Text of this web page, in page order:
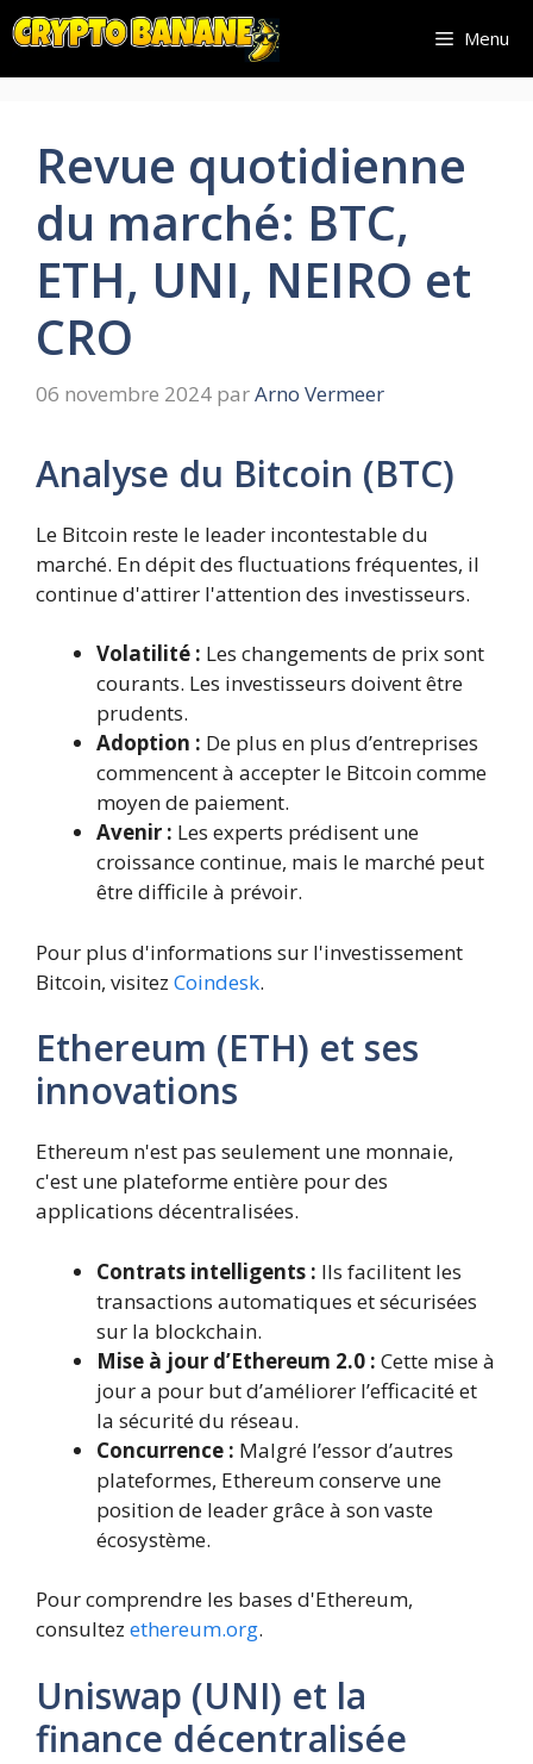
Aller
au
contenu
Menu
Revue quotidienne
du marché: BTC,
ETH, UNI, NEIRO et
CRO
06 novembre 2024 parArno Vermeer
Analyse du Bitcoin (BTC)
Le Bitcoin reste le leader incontestable du
marché. En dépit des fluctuations fréquentes, il
continue d'attirer l'attention des investisseurs.
Volatilité : Les changements de prix sont
courants. Les investisseurs doivent être
prudents.
Adoption : De plus en plus d’entreprises
commencent à accepter le Bitcoin comme
moyen de paiement.
Avenir : Les experts prédisent une
croissance continue, mais le marché peut
être difficile à prévoir.
Pour plus d'informations sur l'investissement
Bitcoin, visitez Coindesk.
Ethereum (ETH) et ses
innovations
Ethereum n'est pas seulement une monnaie,
c'est une plateforme entière pour des
applications décentralisées.
Contrats intelligents : Ils facilitent les
transactions automatiques et sécurisées
sur la blockchain.
Mise à jour d’Ethereum 2.0 : Cette mise à
jour a pour but d’améliorer l’efficacité et
la sécurité du réseau.
Concurrence : Malgré l’essor d’autres
plateformes, Ethereum conserve une
position de leader grâce à son vaste
écosystème.
Pour comprendre les bases d'Ethereum,
consultez ethereum.org.
Uniswap (UNI) et la
finance décentralisée